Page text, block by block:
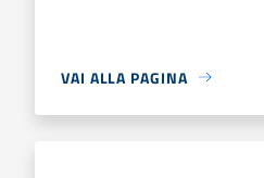
VAI ALLA PAGINA